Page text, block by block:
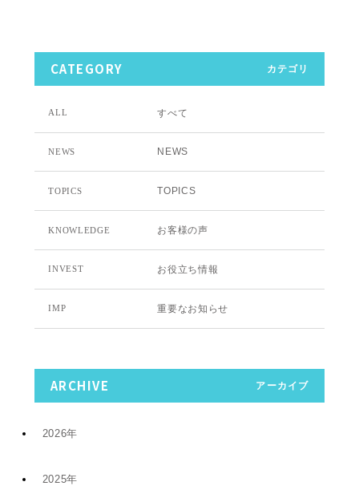
CATEGORY カテゴリ
ALL すべて
NEWS NEWS
TOPICS TOPICS
KNOWLEDGE お客様の声
INVEST お役立ち情報
IMP 重要なお知らせ
ARCHIVE アーカイブ
2026年
7月 (9)
2025年